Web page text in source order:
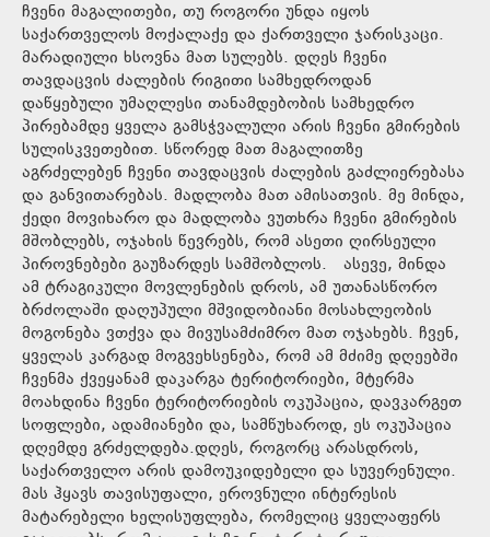
ჩვენი მაგალითები, თუ როგორი უნდა იყოს
საქართველოს მოქალაქე და ქართველი ჯარისკაცი.
მარადიული ხსოვნა მათ სულებს. დღეს ჩვენი
თავდაცვის ძალების რიგითი სამხედროდან
დაწყებული უმაღლესი თანამდებობის სამხედრო
პირებამდე ყველა გამსჭვალული არის ჩვენი გმირების
სულისკვეთებით. სწორედ მათ მაგალითზე
აგრძელებენ ჩვენი თავდაცვის ძალების გაძლიერებასა
და განვითარებას. მადლობა მათ ამისათვის. მე მინდა,
ქედი მოვიხარო და მადლობა ვუთხრა ჩვენი გმირების
მშობლებს, ოჯახის წევრებს, რომ ასეთი ღირსეული
პიროვნებები გაუზარდეს სამშობლოს. ასევე, მინდა
ამ ტრაგიკული მოვლენების დროს, ამ უთანასწორო
ბრძოლაში დაღუპული მშვიდობიანი მოსახლეობის
მოგონება ვთქვა და მივუსამძიმრო მათ ოჯახებს. ჩვენ,
ყველას კარგად მოგვეხსენება, რომ ამ მძიმე დღეებში
ჩვენმა ქვეყანამ დაკარგა ტერიტორიები, მტერმა
მოახდინა ჩვენი ტერიტორიების ოკუპაცია, დავკარგეთ
სოფლები, ადამიანები და, სამწუხაროდ, ეს ოკუპაცია
დღემდე გრძელდება.დღეს, როგორც არასდროს,
საქართველო არის დამოუკიდებელი და სუვერენული.
მას ჰყავს თავისუფალი, ეროვნული ინტერესის
მატარებელი ხელისუფლება, რომელიც ყველაფერს